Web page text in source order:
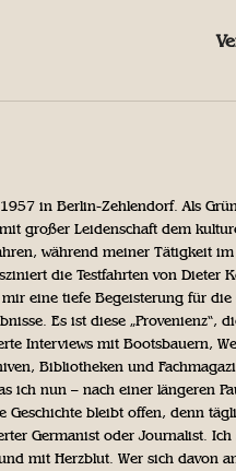
in Berlin-Zehlendorf. Als
großer Leidenschaft dem
während meiner Tätigkeit
die Testfahrten von Dieter
eine tiefe Begeisterung für die
Es ist diese „Provenienz“,
Interviews mit Bootsbauern,
Bibliotheken und
ich nun – nach einer längeren
Geschichte bleibt offen, denn
Germanist oder Journalist. Ich
mit Herzblut. Wer sich davon